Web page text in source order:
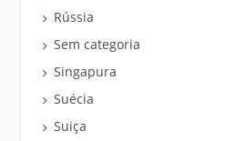
Rússia
Sem categoria
Singapura
Suécia
Suiça